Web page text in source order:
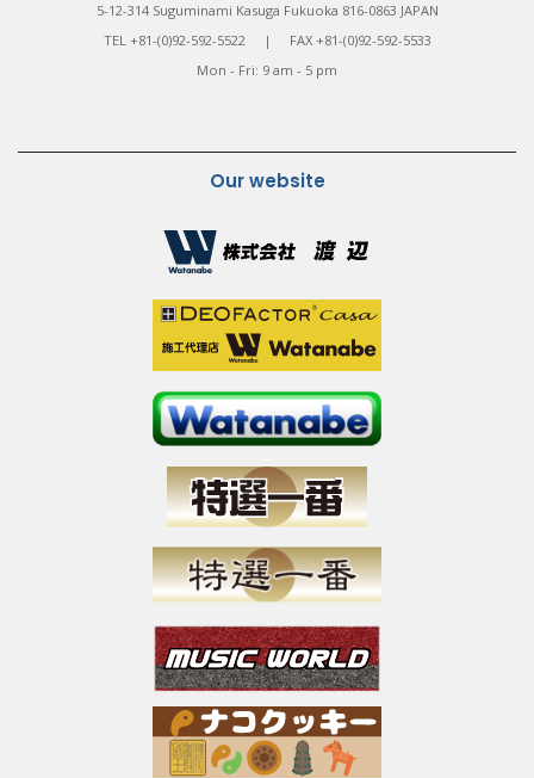
5-12-314 Suguminami Kasuga Fukuoka 816-0863 JAPAN
TEL +81-(0)92-592-5522 | FAX +81-(0)92-592-5533
Mon - Fri: 9 am - 5 pm
Our website